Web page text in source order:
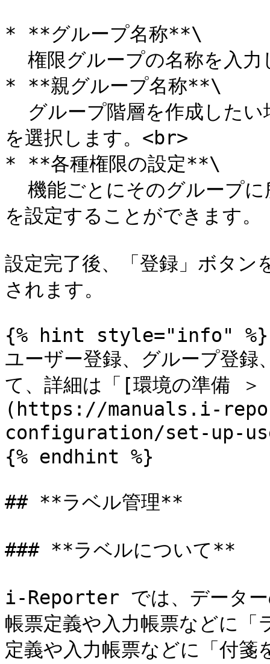
* **グループ名称**\
* **親グループ名称**\
を選択します。<br>
* **各種権限の設定**\
を設定することができます。
設定完了後、「登録」ボタン
されます。
{% hint style="info" %}
ユーザー登録、グループ登録
て、詳細は「[環境の準備
(https://manuals.i-
configuration/set-up-
{% endhint %}
## **ラベル管理**
### **ラベルについて**
i-Reporter では、データー
帳票定義や入力帳票などに「
定義や入力帳票などに「付